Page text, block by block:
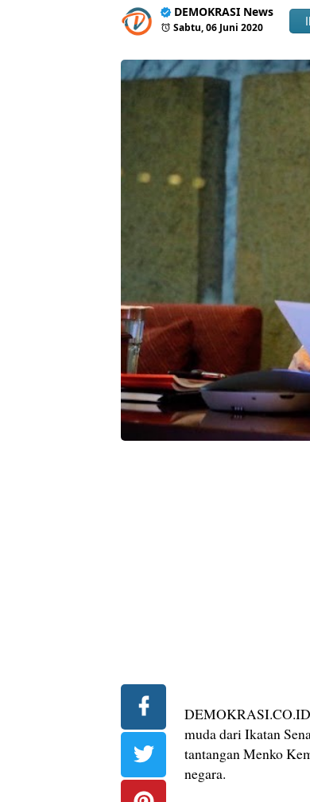
DEMOKRASI News
Sabtu, 06 Juni 2020
DEMOKRASI.CO.ID
muda dari Ikatan
tantangan Menko
negara.